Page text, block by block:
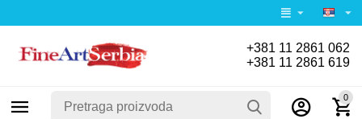
+381 11 2861 062
+381 11 2861 619
0